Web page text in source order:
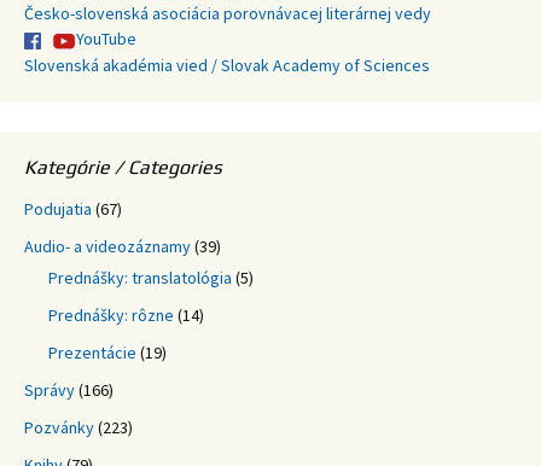
Česko-slovenská asociácia porovnávacej literárnej vedy
YouTube
Slovenská akadémia vied / Slovak Academy of Sciences
Kategórie / Categories
Podujatia (67)
Audio- a videozáznamy(39)
Prednášky: translatológia (5)
Prednášky: rôzne (14)
Prezentácie (19)
Správy(166)
Pozvánky(223)